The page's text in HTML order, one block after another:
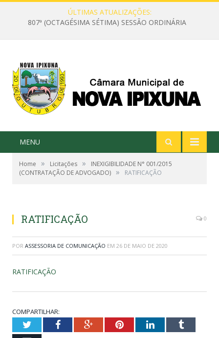
ÚLTIMAS ATUALIZAÇÕES:
807ª (OCTAGÉSIMA SÉTIMA) SESSÃO ORDINÁRIA
MENU
Home » Licitações »
INEXIGIBILIDADE N° 001/2015
(CONTRATAÇÃO DE ADVOGADO) » RATIFICAÇÃO
RATIFICAÇÃO 0
POR ASSESSORIA DE COMUNICAÇÃO EM 26 DE MAIO DE 2020
RATIFICAÇÃO
COMPARTILHAR:
TwitterFacebookGoogle+PinterestLinkedInTumblr